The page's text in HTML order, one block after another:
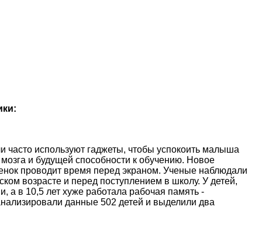
используют гаджеты, чтобы успокоить малыша
и будущей способности к обучению. Новое
проводит время перед экраном. Ученые наблюдали
возрасте и перед поступлением в школу. У детей,
а в 10,5 лет хуже работала рабочая память -
данные 502 детей и выделили два